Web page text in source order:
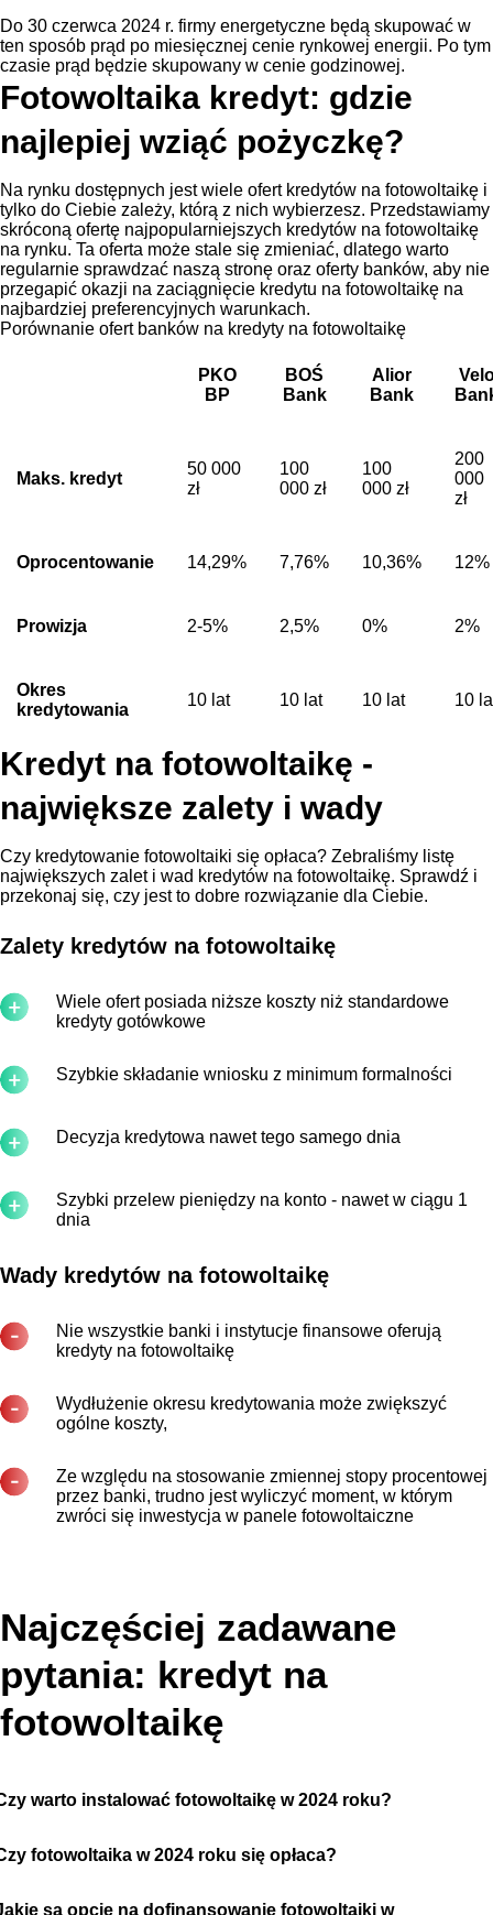
Do 30 czerwca 2024 r. firmy energetyczne będą skupować w
ten sposób prąd po miesięcznej cenie rynkowej energii. Po tym
czasie prąd będzie skupowany w cenie godzinowej.
Fotowoltaika kredyt: gdzie
najlepiej wziąć pożyczkę?
Na rynku dostępnych jest wiele ofert kredytów na fotowoltaikę i
tylko do Ciebie zależy, którą z nich wybierzesz. Przedstawiamy
skróconą ofertę najpopularniejszych kredytów na fotowoltaikę
na rynku. Ta oferta może stale się zmieniać, dlatego warto
regularnie sprawdzać naszą stronę oraz oferty banków, aby nie
przegapić okazji na zaciągnięcie kredytu na fotowoltaikę na
najbardziej preferencyjnych warunkach.
Porównanie ofert banków na kredyty na fotowoltaikę
PKO
BP
BOŚ
Bank
Alior
Bank
Maks. kredyt
50 000
zł
100
000 zł
100
000 zł
200
000
zł
Oprocentowanie 14,29% 7,76% 10,36% 12%
Prowizja 2-5% 2,5% 0% 2%
Okres
kredytowania
10 lat 10 lat 10 lat 10
Kredyt na fotowoltaikę -
największe zalety i wady
Czy kredytowanie fotowoltaiki się opłaca? Zebraliśmy listę
największych zalet i wad kredytów na fotowoltaikę. Sprawdź i
przekonaj się, czy jest to dobre rozwiązanie dla Ciebie.
Zalety kredytów na fotowoltaikę
Wiele ofert posiada niższe koszty niż standardowe
kredyty gotówkowe
Szybkie składanie wniosku z minimum formalności
Decyzja kredytowa nawet tego samego dnia
Szybki przelew pieniędzy na konto - nawet w ciągu 1
dnia
Wady kredytów na fotowoltaikę
Nie wszystkie banki i instytucje finansowe oferują
kredyty na fotowoltaikę
Wydłużenie okresu kredytowania może zwiększyć
ogólne koszty,
Ze względu na stosowanie zmiennej stopy procentowej
przez banki, trudno jest wyliczyć moment, w którym
zwróci się inwestycja w panele fotowoltaiczne
Najczęściej zadawane
pytania: kredyt na
fotowoltaikę
warto instalować fotowoltaikę w 2024 roku?
fotowoltaika w 2024 roku się opłaca?
są opcje na dofinansowanie fotowoltaiki w